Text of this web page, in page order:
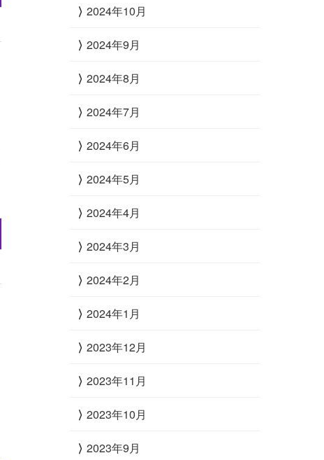
2024年10月
2024年9月
2024年8月
2024年7月
2024年6月
2024年5月
2024年4月
2024年3月
2024年2月
2024年1月
2023年12月
2023年11月
2023年10月
2023年9月